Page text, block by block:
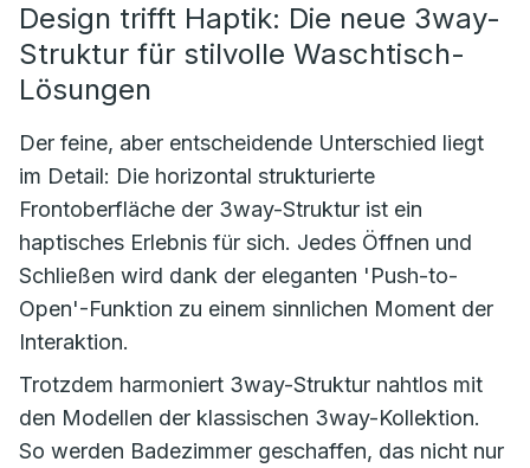
Design trifft Haptik: Die neue 3way-
Struktur für stilvolle Waschtisch-
Lösungen
Der feine, aber entscheidende Unterschied liegt
im Detail: Die horizontal strukturierte
Frontoberfläche der 3way-Struktur ist ein
haptisches Erlebnis für sich. Jedes Öffnen und
Schließen wird dank der eleganten 'Push-to-
Open'-Funktion zu einem sinnlichen Moment der
Interaktion.
Trotzdem harmoniert 3way-Struktur nahtlos mit
den Modellen der klassischen 3way-Kollektion.
So werden Badezimmer geschaffen, das nicht nur